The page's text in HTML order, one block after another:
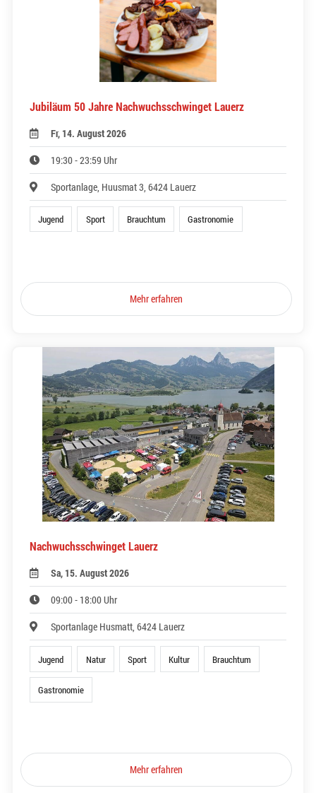
Jubiläum 50 Jahre Nachwuchsschwinget Lauerz
Fr, 14. August 2026
19:30 - 23:59 Uhr
Sportanlage, Huusmat 3, 6424 Lauerz
Jugend Sport Brauchtum Gastronomie
Mehr erfahren
Nachwuchsschwinget Lauerz
Sa, 15. August 2026
09:00 - 18:00 Uhr
Sportanlage Husmatt, 6424 Lauerz
Jugend Natur Sport Kultur Brauchtum
Gastronomie
Mehr erfahren